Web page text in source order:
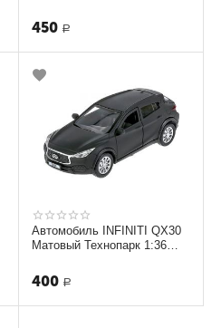
450 Р
Автомобиль INFINITI QX30
Матовый Технопарк 1:36
400 Р